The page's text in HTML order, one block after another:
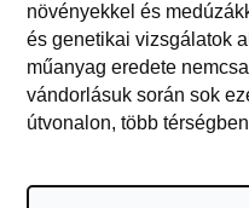
növényekkel és
és genetikai vizsgálatok
műanyag eredete
vándorlásuk során sok
útvonalon, több